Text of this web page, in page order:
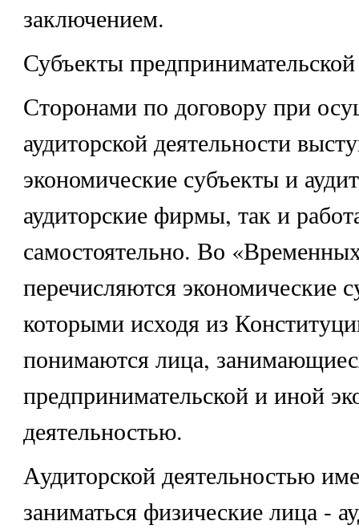
заключением.
Субъекты
Сторонами по договору при
аудиторской деятельности
экономические субъекты и
аудиторские фирмы, так и
самостоятельно. Во
перечисляются экономические
которыми исходя из
понимаются лица,
предпринимательской и иной
деятельностью.
Аудиторской деятельностью
заниматься физические лица -